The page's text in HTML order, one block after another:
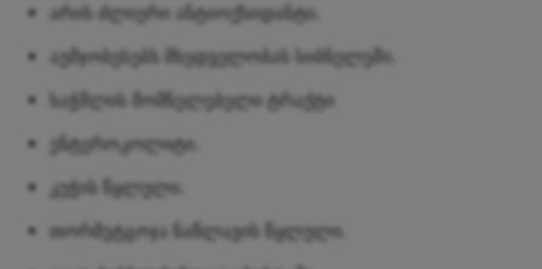
არის ძლიერი ანტიოქსიდანტი.
აუმჯობესებს მხედველობას სიბნელეში.
საჭმლის მომნელებელი ტრაქტი
ენტეროკოლიტი.
კუჭის წყლული.
თორმეტგოჯა ნაწლავის წყლული.